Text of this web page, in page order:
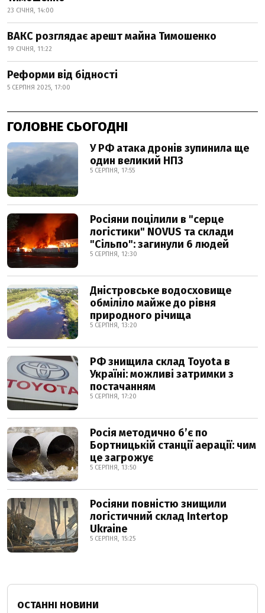
23 СІЧНЯ, 14:00
ВАКС розглядає арешт майна Тимошенко
19 СІЧНЯ, 11:22
Реформи від бідності
5 СЕРПНЯ 2025, 17:00
ГОЛОВНЕ СЬОГОДНІ
У РФ атака дронів зупинила ще
один великий НПЗ
5 СЕРПНЯ, 17:55
Росіяни поцілили в "серце
логістики" NOVUS та склади
"Сільпо": загинули 6 людей
5 СЕРПНЯ, 12:30
Дністровське водосховище
обміліло майже до рівня
природного річища
5 СЕРПНЯ, 13:20
РФ знищила склад Toyota в
Україні: можливі затримки з
постачанням
5 СЕРПНЯ, 17:20
Росія методично б’є по
Бортницькій станції аерації: чим
це загрожує
5 СЕРПНЯ, 13:50
Росіяни повністю знищили
логістичний склад Intertop
Ukraine
5 СЕРПНЯ, 15:25
ОСТАННІ НОВИНИ